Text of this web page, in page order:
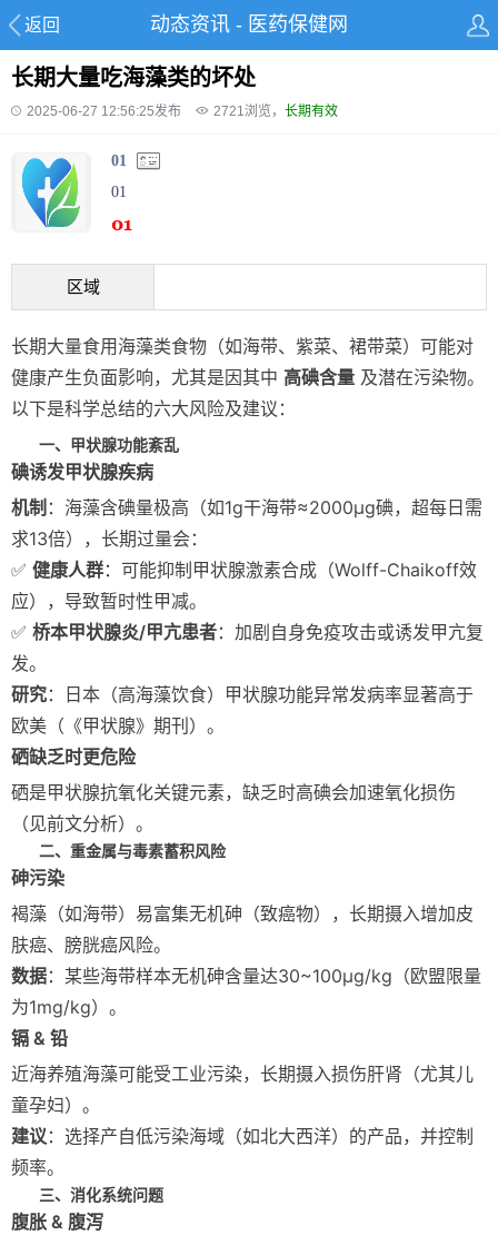
返回 动态资讯 - 医药保健网
长期大量吃海藻类的坏处
2025-06-27 12:56:25发布 2721浏览， 长期有效
01
01
区域
长期大量食用海藻类食物（如海带、紫菜、裙带菜）可能对
健康产生负面影响，尤其是因其中 高碘含量 及潜在污染物。
以下是科学总结的六大风险及建议：
一、甲状腺功能紊乱
碘诱发甲状腺疾病
机制 ：海藻含碘量极高（如1g干海带≈2000μg碘，超每日需
求13倍），长期过量会：
✅ 健康人群：可能抑制甲状腺激素合成（Wolff-Chaikoff效
应），导致暂时性甲减。
✅ 桥本甲状腺炎/甲亢患者：加剧自身免疫攻击或诱发甲亢复
发。
研究：日本（高海藻饮食）甲状腺功能异常发病率显著高于
欧美（《甲状腺》期刊）。
硒缺乏时更危险
硒是甲状腺抗氧化关键元素，缺乏时高碘会加速氧化损伤
（见前文分析）。
二、重金属与毒素蓄积风险
砷污染
褐藻（如海带）易富集无机砷（致癌物），长期摄入增加皮
肤癌、膀胱癌风险。
数据：某些海带样本无机砷含量达30~100μg/kg（欧盟限量
为1mg/kg）。
镉 & 铅
近海养殖海藻可能受工业污染，长期摄入损伤肝肾（尤其儿
童孕妇）。
建议：选择产自低污染海域（如北大西洋）的产品，并控制
频率。
三、消化系统问题
腹胀 & 腹泻